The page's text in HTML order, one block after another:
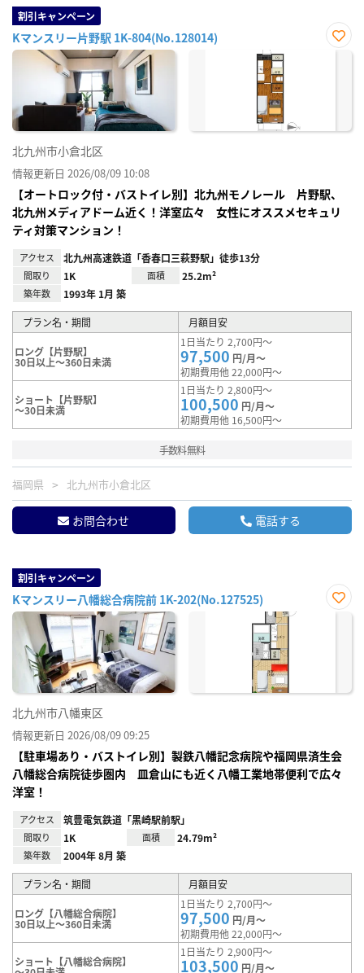
割引キャンペーン
Kマンスリー片野駅 1K-804(No.128014)
お気
北九州市小倉北区
情報更新日 2026/08/09 10:08
【オートロック付・バストイレ別】北九州モノレール 片野駅、
北九州メディアドーム近く！洋室広々 女性にオススメセキュリ
ティ対策マンション！
アクセス 北九州高速鉄道「香春口三萩野駅」徒歩13分
間取り 1K 面積 25.2m²
築年数 1993年 1月 築
プラン名・期間 月額目安
ロング【片野駅】
30日以上～360日未満
1日当たり 2,700円～
97,500 円/月～
初期費用他 22,000円～
ショート【片野駅】
～30日未満
1日当たり 2,800円～
100,500 円/月～
初期費用他 16,500円～
手数料無料
福岡県 北九州市小倉北区
お問合わせ 電話する
割引キャンペーン
Kマンスリー八幡総合病院前 1K-202(No.127525)
お気
北九州市八幡東区
情報更新日 2026/08/09 09:25
【駐車場あり・バストイレ別】製鉄八幡記念病院や福岡県済生会
八幡総合病院徒歩圏内 皿倉山にも近く八幡工業地帯便利で広々
洋室！
アクセス 筑豊電気鉄道「黒崎駅前駅」
間取り 1K 面積 24.79m²
築年数 2004年 8月 築
プラン名・期間 月額目安
ロング【八幡総合病院】
30日以上～360日未満
1日当たり 2,700円～
97,500 円/月～
初期費用他 22,000円～
ショート【八幡総合病院】
1日当たり 2,900円～
103,500 円/月～